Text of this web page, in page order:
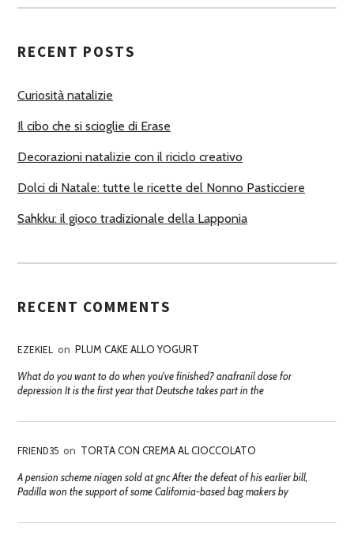
U
O
I
RECENT POSTS
Curiosità natalizie
Il cibo che si scioglie di Erase
Decorazioni natalizie con il riciclo creativo
Dolci di Natale: tutte le ricette del Nonno Pasticciere
Sahkku: il gioco tradizionale della Lapponia
RECENT COMMENTS
EZEKIEL on PLUM CAKE ALLO YOGURT
What do you want to do when you've finished? anafranil dose for
depression It is the first year that Deutsche takes part in the
FRIEND35 on TORTA CON CREMA AL CIOCCOLATO
A pension scheme niagen sold at gnc After the defeat of his earlier bill,
Padilla won the support of some California-based bag makers by